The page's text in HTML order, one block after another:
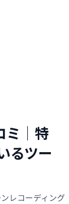
ミ｜特
るツー
レコーディング